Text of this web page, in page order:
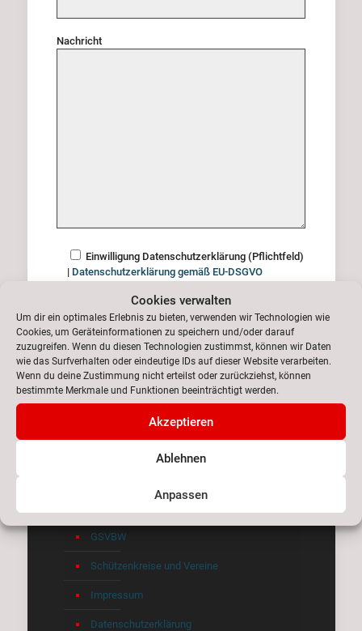
Cookies verwalten
Um dir ein optimales Erlebnis zu bieten, verwenden wir Technologien wie
Cookies, um Geräteinformationen zu speichern und/oder darauf
zuzugreifen. Wenn du diesen Technologien zustimmst, können wir Daten
wie das Surfverhalten oder eindeutige IDs auf dieser Website verarbeiten.
Wenn du deine Zustimmung nicht erteilst oder zurückziehst, können
bestimmte Merkmale und Funktionen beeinträchtigt werden.
Akzeptieren
Ablehnen
Anpassen
Nachricht
Einwilligung Datenschutzerklärung (Pflichtfeld)
| Datenschutzerklärung gemäß EU-DSGVO
GSVBW
Schützenkreise und Vereine
Impressum
Datenschutzerklärung